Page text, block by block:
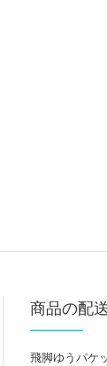
商品の配
飛脚ゆうパケ